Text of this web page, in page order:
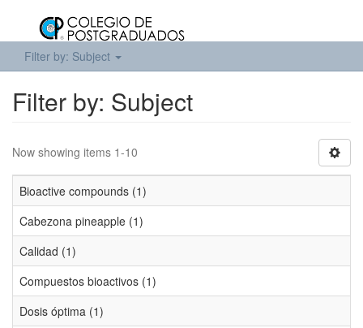
Filter by: Subject
Filter by: Subject
Now showing items 1-10
Bioactive compounds (1)
Cabezona pineapple (1)
Calidad (1)
Compuestos bioactivos (1)
Dosis óptima (1)